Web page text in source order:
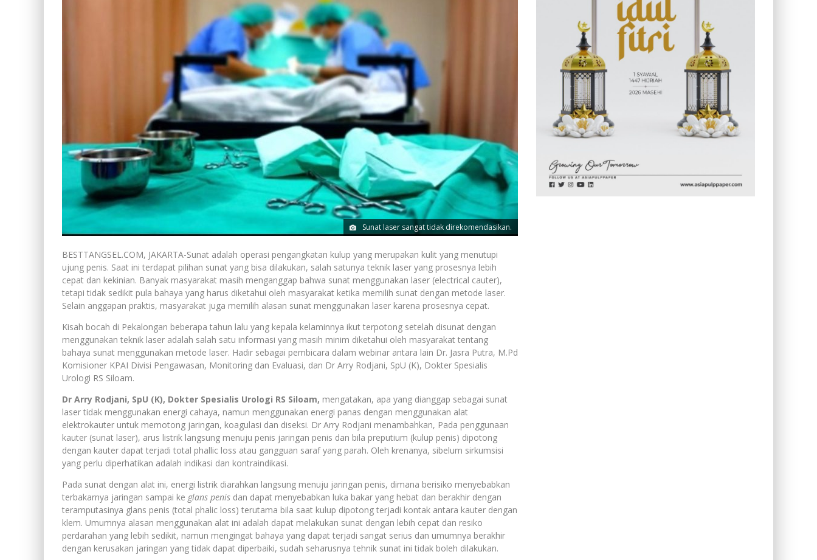
Sunat laser sangat tidak direkomendasikan.
BESTTANGSEL.COM, JAKARTA-Sunat adalah operasi pengangkatan kulup yang merupakan kulit yang menutupi
ujung penis. Saat ini terdapat pilihan sunat yang bisa dilakukan, salah satunya teknik laser yang prosesnya lebih
cepat dan kekinian. Banyak masyarakat masih menganggap bahwa sunat menggunakan laser (electrical cauter),
tetapi tidak sedikit pula bahaya yang harus diketahui oleh masyarakat ketika memilih sunat dengan metode laser.
Selain anggapan praktis, masyarakat juga memilih alasan sunat menggunakan laser karena prosesnya cepat.
Kisah bocah di Pekalongan beberapa tahun lalu yang kepala kelaminnya ikut terpotong setelah disunat dengan
menggunakan teknik laser adalah salah satu informasi yang masih minim diketahui oleh masyarakat tentang
bahaya sunat menggunakan metode laser. Hadir sebagai pembicara dalam webinar antara lain Dr. Jasra Putra, M.Pd
Komisioner KPAI Divisi Pengawasan, Monitoring dan Evaluasi, dan Dr Arry Rodjani, SpU (K), Dokter Spesialis
Urologi RS Siloam.
Dr Arry Rodjani, SpU (K), Dokter Spesialis Urologi RS Siloam, mengatakan, apa yang dianggap sebagai sunat
laser tidak menggunakan energi cahaya, namun menggunakan energi panas dengan menggunakan alat
elektrokauter untuk memotong jaringan, koagulasi dan diseksi. Dr Arry Rodjani menambahkan, Pada penggunaan
kauter (sunat laser), arus listrik langsung menuju penis jaringan penis dan bila preputium (kulup penis) dipotong
dengan kauter dapat terjadi total phallic loss atau gangguan saraf yang parah. Oleh krenanya, sibelum sirkumsisi
yang perlu diperhatikan adalah indikasi dan kontraindikasi.
Pada sunat dengan alat ini, energi listrik diarahkan langsung menuju jaringan penis, dimana berisiko menyebabkan
terbakarnya jaringan sampai ke glans penis dan dapat menyebabkan luka bakar yang hebat dan berakhir dengan
teramputasinya glans penis (total phalic loss) terutama bila saat kulup dipotong terjadi kontak antara kauter dengan
klem. Umumnya alasan menggunakan alat ini adalah dapat melakukan sunat dengan lebih cepat dan resiko
perdarahan yang lebih sedikit, namun mengingat bahaya yang dapat terjadi sangat serius dan umumnya berakhir
dengan kerusakan jaringan yang tidak dapat diperbaiki, sudah seharusnya tehnik sunat ini tidak boleh dilakukan.